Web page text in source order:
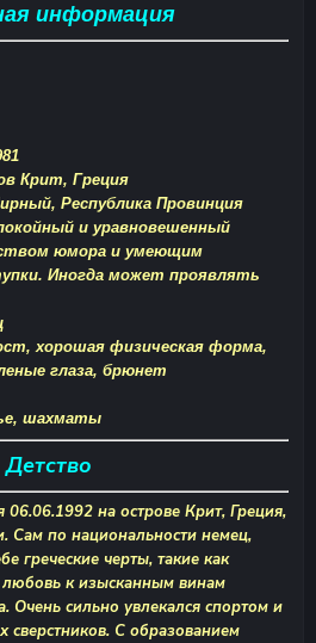
информация
Крит, Греция
Республика Провинция
и уравновешенный
юмора и умеющим
Иногда может проявлять
хорошая физическая форма,
глаза, брюнет
шахматы
Детство
06.06.1992 на острове Крит, Греция,
Сам по национальности немец,
греческие черты, такие как
к изысканным винам
Очень сильно увлекался спортом и
сверстников. С образованием